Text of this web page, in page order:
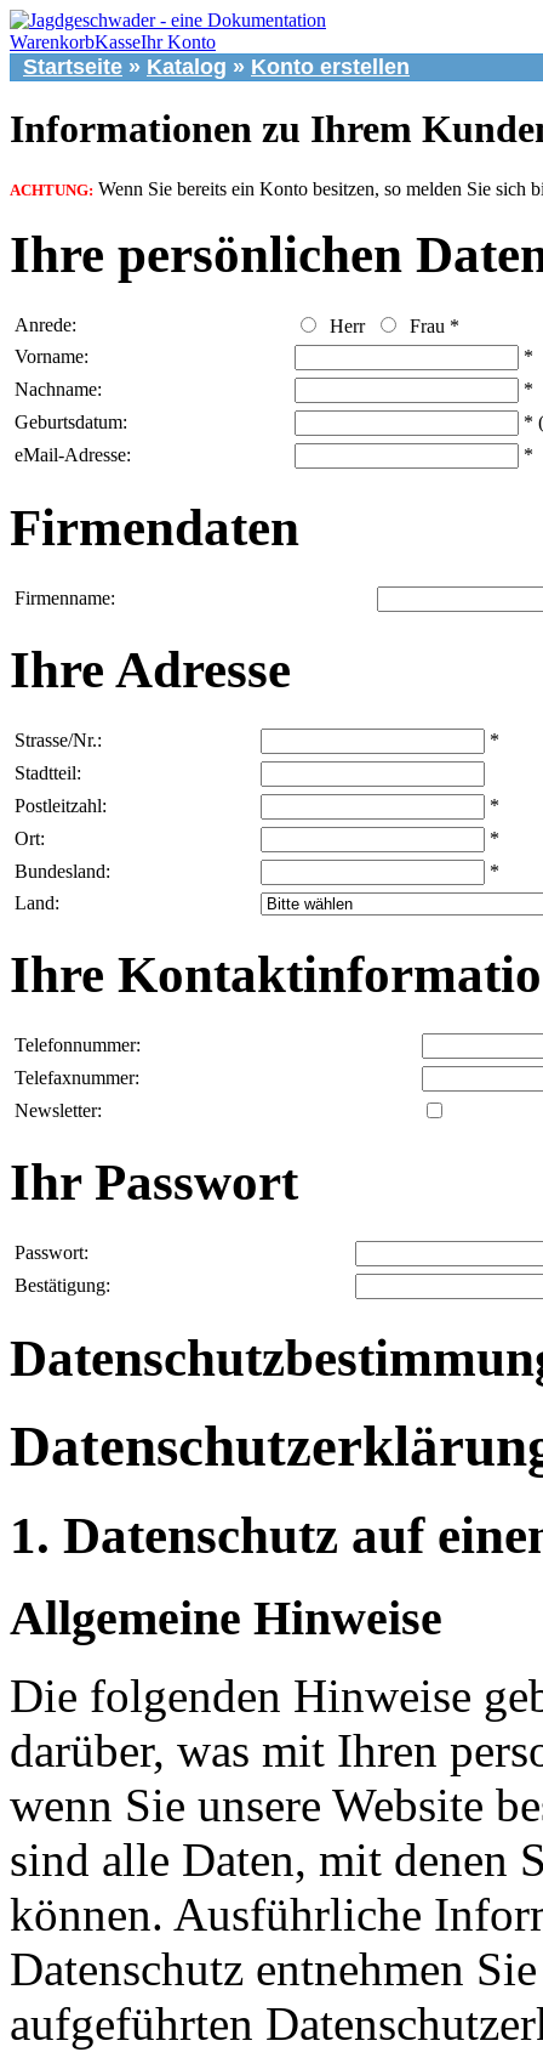
WarenkorbKasseIhr Konto
Startseite » Katalog » Konto erstellen
Informationen zu Ihrem
ACHTUNG: Wenn Sie bereits ein Konto besitzen, so melden Sie sich
Ihre persönlichen
Anrede: Herr Frau *
Vorname:
*
Nachname:
*
Geburtsdatum:
*
eMail-Adresse:
*
Firmendaten
Firmenname:
Ihre Adresse
Strasse/Nr.:
*
Stadtteil:
Postleitzahl:
*
Ort:
*
Bundesland:
*
Land:
Ihre
Telefonnummer:
Telefaxnummer:
Newsletter:
Ihr Passwort
Passwort:
Bestätigung:
1. Datenschutz auf
Allgemeine Hinweise
Die folgenden Hinweise
darüber, was mit Ihren
wenn Sie unsere Website
sind alle Daten, mit denen
können. Ausführliche
Datenschutz entnehmen
aufgeführten